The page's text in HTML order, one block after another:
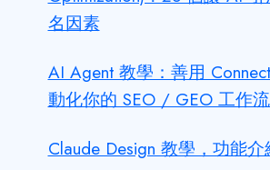
名因素
AI Agent 教學：善用
動化你的 SEO / GEO 工作流
Claude Design 教學，功能